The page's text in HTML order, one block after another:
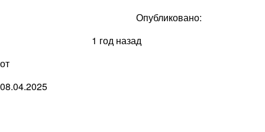
Опубликовано:
1 год назад
от
08.04.2025